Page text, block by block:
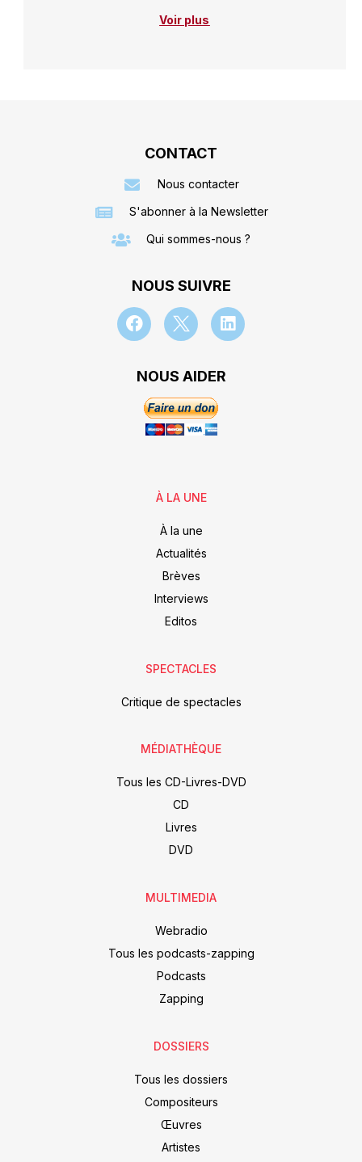
Voir plus
CONTACT
Nous contacter
S'abonner à la Newsletter
Qui sommes-nous ?
NOUS SUIVRE
NOUS AIDER
À LA UNE
À la une
Actualités
Brèves
Interviews
Editos
SPECTACLES
Critique de spectacles
MÉDIATHÈQUE
Tous les CD-Livres-DVD
CD
Livres
DVD
MULTIMEDIA
Webradio
Tous les podcasts-zapping
Podcasts
Zapping
DOSSIERS
Tous les dossiers
Compositeurs
Œuvres
Artistes